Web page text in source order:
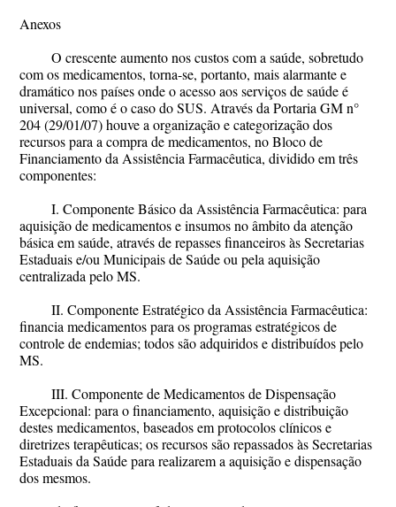
Anexos
O crescente aumento nos custos com a saúde, sobretudo
com os medicamentos, torna-se, portanto, mais alarmante e
dramático nos países onde o acesso aos serviços de saúde é
universal, como é o caso do SUS. Através da Portaria GM n°
204 (29/01/07) houve a organização e categorização dos
recursos para a compra de medicamentos, no Bloco de
Financiamento da Assistência Farmacêutica, dividido em três
componentes:
I. Componente Básico da Assistência Farmacêutica: para
aquisição de medicamentos e insumos no âmbito da atenção
básica em saúde, através de repasses financeiros às Secretarias
Estaduais e/ou Municipais de Saúde ou pela aquisição
centralizada pelo MS.
II. Componente Estratégico da Assistência Farmacêutica:
financia medicamentos para os programas estratégicos de
controle de endemias; todos são adquiridos e distribuídos pelo
MS.
III. Componente de Medicamentos de Dispensação
Excepcional: para o financiamento, aquisição e distribuição
destes medicamentos, baseados em protocolos clínicos e
diretrizes terapêuticas; os recursos são repassados às Secretarias
Estaduais da Saúde para realizarem a aquisição e dispensação
dos mesmos.